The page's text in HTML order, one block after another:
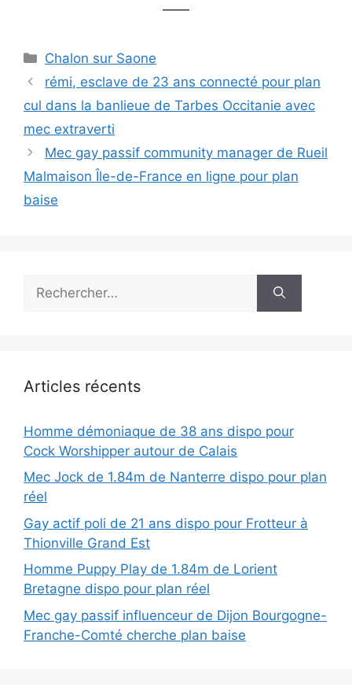
——
Catégories
Chalon sur Saone
rémi, esclave de 23 ans connecté pour plan
cul dans la banlieue de Tarbes Occitanie avec
mec extraverti
Mec gay passif community manager de Rueil
Malmaison Île-de-France en ligne pour plan
baise
Articles récents
Homme démoniaque de 38 ans dispo pour
Cock Worshipper autour de Calais
Mec Jock de 1.84m de Nanterre dispo pour plan
réel
Gay actif poli de 21 ans dispo pour Frotteur à
Thionville Grand Est
Homme Puppy Play de 1.84m de Lorient
Bretagne dispo pour plan réel
Mec gay passif influenceur de Dijon Bourgogne-
Franche-Comté cherche plan baise